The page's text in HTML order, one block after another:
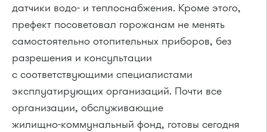
датчики водо- и теплоснабжения. Кроме этого,
префект посоветовал горожанам не менять
самостоятельно отопительных приборов, без
разрешения и консультации
с соответствующими специалистами
эксплуатирующих организаций. Почти все
организации, обслуживающие
жилищно-коммунальный фонд, готовы сегодня